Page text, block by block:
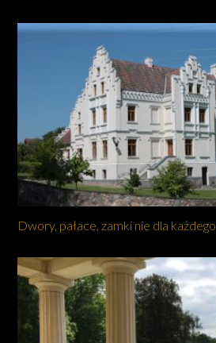
Dwory, pałace, zamki nie dla każdego